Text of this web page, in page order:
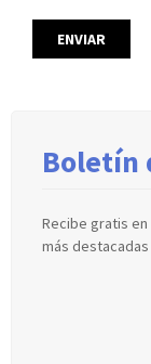
Boletín
Recibe gratis
más